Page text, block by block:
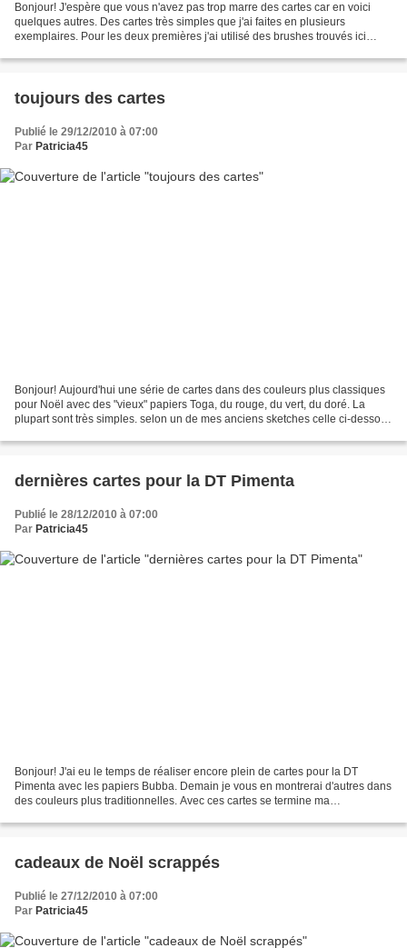
Bonjour! J'espère que vous n'avez pas trop marre des cartes car en voici
quelques autres. Des cartes très simples que j'ai faites en plusieurs
exemplaires. Pour les deux premières j'ai utilisé des brushes trouvés ici
toujours des cartes
Publié le 29/12/2010 à 07:00
Par Patricia45
Bonjour! Aujourd'hui une série de cartes dans des couleurs plus classiques
pour Noël avec des "vieux" papiers Toga, du rouge, du vert, du doré. La
plupart sont très simples. selon un de mes anciens sketches celle ci-dessous
dernières cartes pour la DT Pimenta
Publié le 28/12/2010 à 07:00
Par Patricia45
Bonjour! J'ai eu le temps de réaliser encore plein de cartes pour la DT
Pimenta avec les papiers Bubba. Demain je vous en montrerai d'autres dans
des couleurs plus traditionnelles. Avec ces cartes se termine ma
cadeaux de Noël scrappés
Publié le 27/12/2010 à 07:00
Par Patricia45